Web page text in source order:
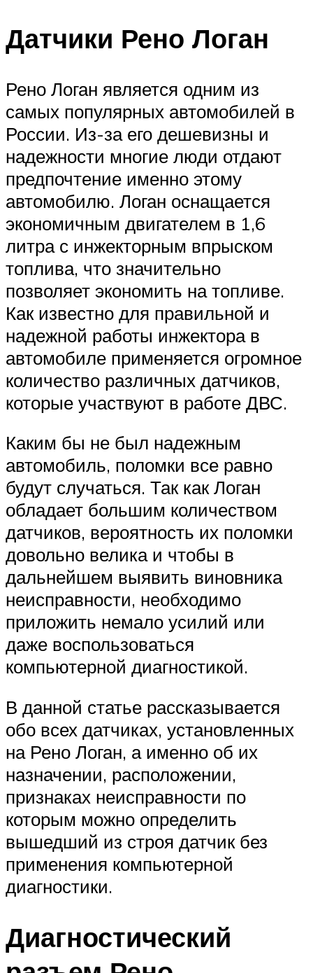
Датчики Рено Логан
Рено Логан является одним из
самых популярных автомобилей в
России. Из-за его дешевизны и
надежности многие люди отдают
предпочтение именно этому
автомобилю. Логан оснащается
экономичным двигателем в 1,6
литра с инжекторным впрыском
топлива, что значительно
позволяет экономить на топливе.
Как известно для правильной и
надежной работы инжектора в
автомобиле применяется огромное
количество различных датчиков,
которые участвуют в работе ДВС.
Каким бы не был надежным
автомобиль, поломки все равно
будут случаться. Так как Логан
обладает большим количеством
датчиков, вероятность их поломки
довольно велика и чтобы в
дальнейшем выявить виновника
неисправности, необходимо
приложить немало усилий или
даже воспользоваться
компьютерной диагностикой.
В данной статье рассказывается
обо всех датчиках, установленных
на Рено Логан, а именно об их
назначении, расположении,
признаках неисправности по
которым можно определить
вышедший из строя датчик без
применения компьютерной
диагностики.
Диагностический